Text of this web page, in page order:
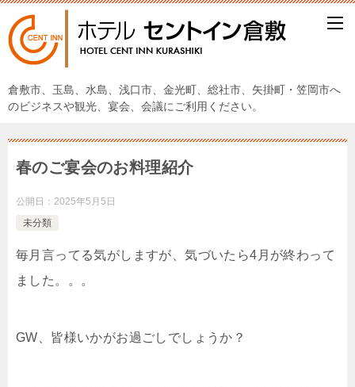
倉敷市、玉島、水島、浅口市、金光町、総社市、矢掛町・笠岡市へ
のビジネスや観光、宴会、会議にご利用ください。
春のご宴会のお料理紹介
公開日： 2025年5月5日
未分類
毎月言ってる気がしますが、気づいたら4月が終わって
ました。。。
GW、皆様いかがお過ごしでしょうか？